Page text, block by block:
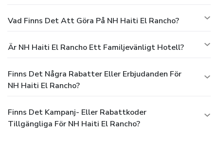
Vad Finns Det Att Göra På NH Haiti El Rancho?
Är NH Haiti El Rancho Ett Familjevänligt Hotell?
Finns Det Några Rabatter Eller Erbjudanden För
NH Haiti El Rancho?
Finns Det Kampanj- Eller Rabattkoder
Tillgängliga För NH Haiti El Rancho?